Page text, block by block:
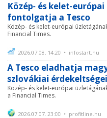
Közép- és kelet-
fontolgatja a Tesco
Közép- és kelet-európai
Financial Times.
2026.07.08. 14:20 • infostart.hu
A Tesco eladhatja
szlovákiai
Közép- és kelet-európai
a Financial Times.
2026.07.07. 23:00 • profitline.hu